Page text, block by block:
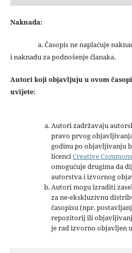
Naknada:
a. Časopis ne naplaćuje naknadu
i naknadu za podnošenje članaka.
Autori koji objavljuju u ovom
uvijete:
Autori zadržavaju
pravo prvog
godinu po objavljivanju
licenciCreative
omogućuje drugima da
autorstva i izvornog
Autori mogu izraditi
za ne-ekskluzivnu
časopisu (npr.
repozitorij ili
je rad izvorno objavljen